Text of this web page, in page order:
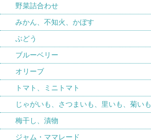
野菜詰合わせ
みかん、不知火、かぼす
ぶどう
ブルーベリー
オリーブ
トマト、ミニトマト
じゃがいも、さつまいも、里いも、菊いも
梅干し、漬物
ジャム・ママレード